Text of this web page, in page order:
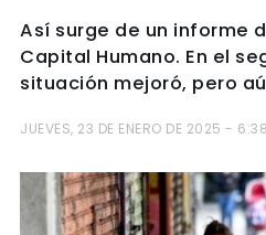
Así surge de un informe
Capital Humano. En el
situación mejoró, pero
JUEVES, 23 DE ENERO DE 2025 - 6:38